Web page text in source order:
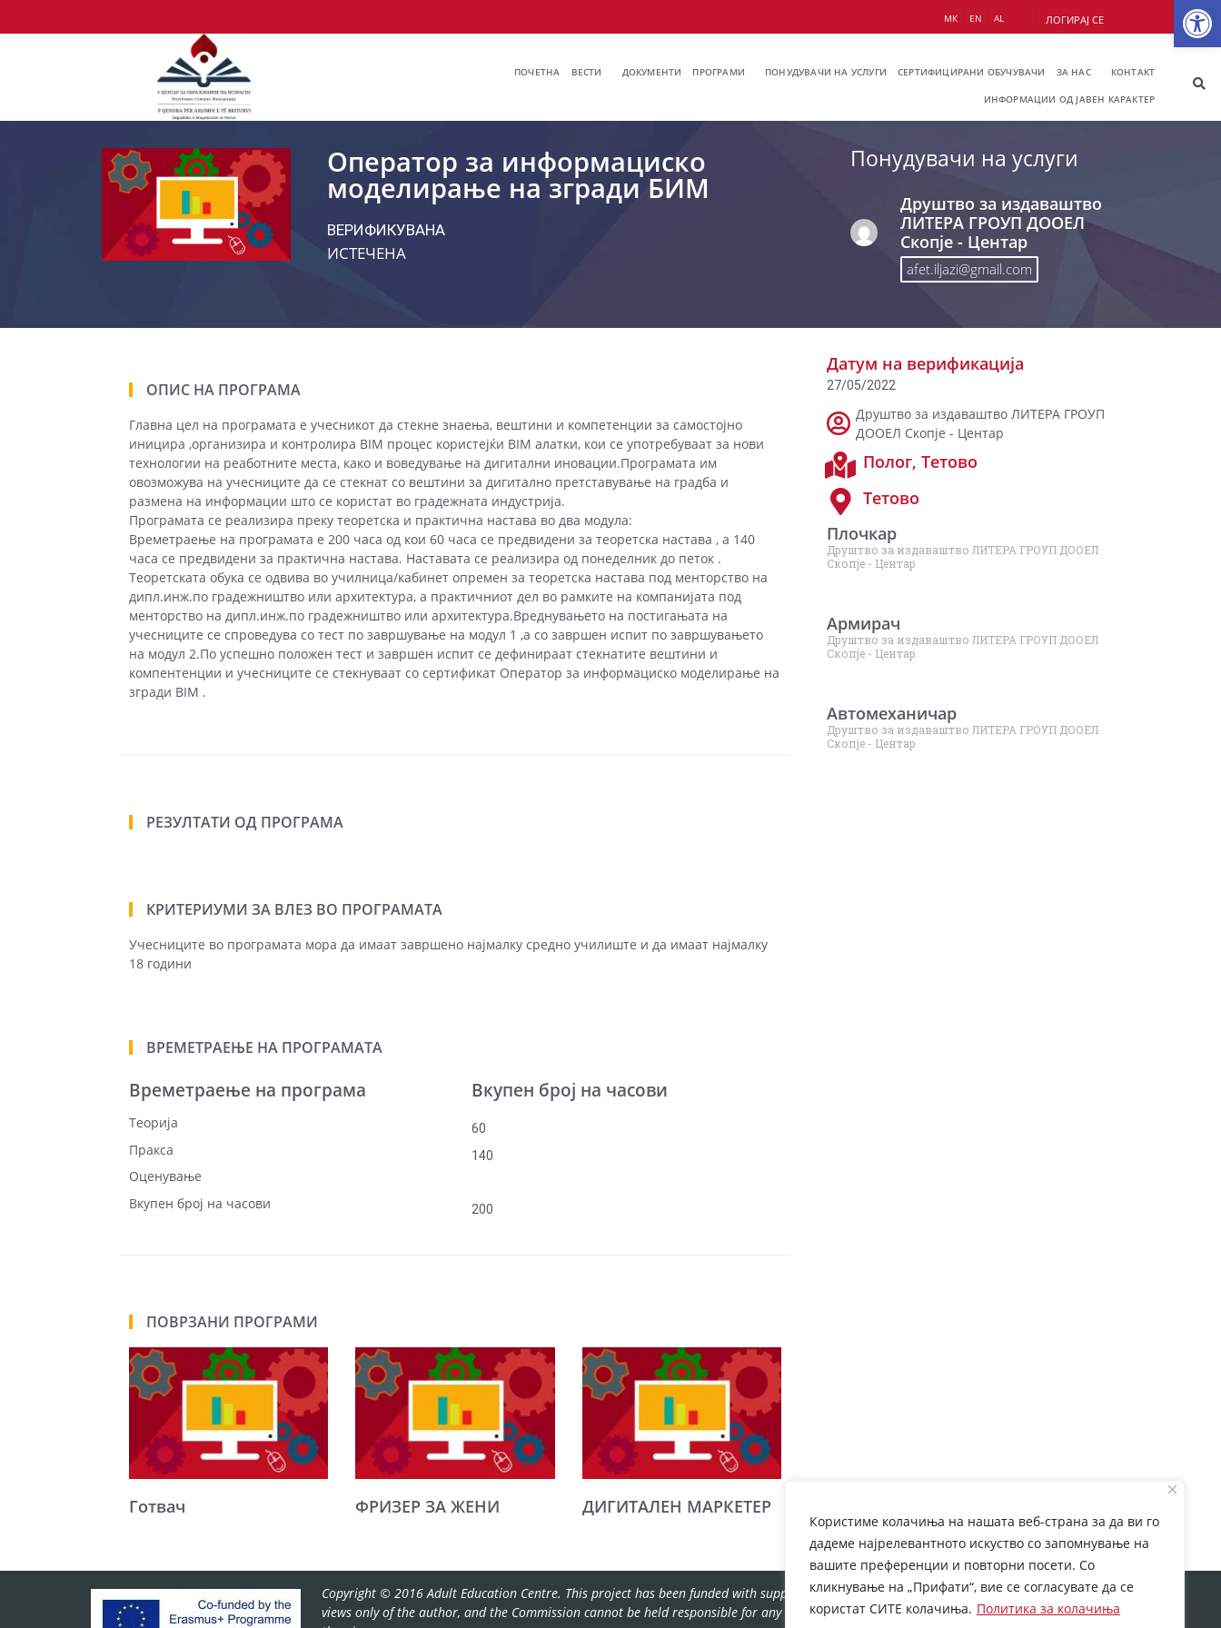
Користиме колачиња на нашата веб-страна за да ви го
дадеме најрелевантното искуство со запомнување на
вашите преференции и повторни посети. Со
кликнување на „Прифати“, вие се согласувате да се
користат СИТЕ колачиња. Политика за колачиња
МК EN AL ЛОГИРАЈ СЕ
ПОЧЕТНА ВЕСТИ ДОКУМЕНТИ ПРОГРАМИ ПОНУДУВАЧИ НА УСЛУГИ СЕРТИФИЦИРАНИ ОБУЧУВАЧИ ЗА НАС КОНТАКТ
ИНФОРМАЦИИ ОД ЈАВЕН КАРАКТЕР
Оператор за информациско
моделирање на згради БИМ
ВЕРИФИКУВАНА
ИСТЕЧЕНА
Понудувачи на услуги
Друштво за издаваштво
ЛИТЕРА ГРОУП ДООЕЛ
Скопје - Центар
afet.iljazi@gmail.com
ОПИС НА ПРОГРАМА
Главна цел на програмата е учесникот да стекне знаења, вештини и компетенции за самостојно
иницира ,организира и контролира BIM процес користејќи BIM алатки, кои се употребуваат за нови
технологии на реаботните места, како и воведување на дигитални иновации.Програмата им
овозможува на учесниците да се стекнат со вештини за дигитално претставување на градба и
размена на информации што се користат во градежната индустрија.
Програмата се реализира преку теоретска и практична настава во два модула:
Времетраење на програмата е 200 часа од кои 60 часа се предвидени за теоретска настава , а 140
часа се предвидени за практична настава. Наставата се реализира од понеделник до петок .
Теоретската обука се одвива во училница/кабинет опремен за теоретска настава под менторство на
дипл.инж.по градежништво или архитектура, а практичниот дел во рамките на компанијата под
менторство на дипл.инж.по градежништво или архитектура.Вреднувањето на постигањата на
учесниците се спроведува со тест по завршување на модул 1 ,а со завршен испит по завршувањето
на модул 2.По успешно положен тест и завршен испит се дефинираат стекнатите вештини и
компентенции и учесниците се стекнуваат со сертификат Оператор за информациско моделирање на
згради BIM .
РЕЗУЛТАТИ ОД ПРОГРАМА
КРИТЕРИУМИ ЗА ВЛЕЗ ВО ПРОГРАМАТА
Учесниците во програмата мора да имаат завршено најмалку средно училиште и да имаат најмалку
18 години
ВРЕМЕТРАЕЊЕ НА ПРОГРАМАТА
Времетраење на програма
Теорија
Вкупен број на часови
60
Пракса 140
Оценување
Вкупен број на часови
200
ПОВРЗАНИ ПРОГРАМИ
Готвач ФРИЗЕР ЗА ЖЕНИ ДИГИТАЛЕН МАРКЕТЕР
Датум на верификација
27/05/2022
Друштво за издаваштво ЛИТЕРА ГРОУП
ДООЕЛ Скопје - Центар
Полог, Тетово
Тетово
Плочкар
Друштво за издаваштво ЛИТЕРА ГРОУП ДООЕЛ
Скопје - Центар
Армирач
Друштво за издаваштво ЛИТЕРА ГРОУП ДООЕЛ
Скопје - Центар
Автомеханичар
Друштво за издаваштво ЛИТЕРА ГРОУП ДООЕЛ
Скопје - Центар
Copyright © 2016 Adult Education Centre. This project has been funded with support from European Commission. This web site reflects the
views only of the author, and the Commission cannot be held responsible for any use which may be made of the information contained